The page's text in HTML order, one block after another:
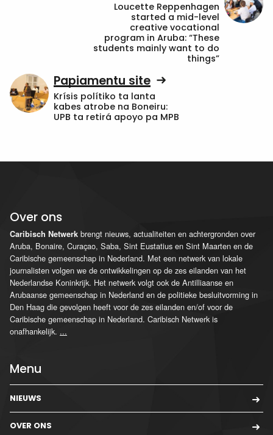
Loucette Reppenhagen
started a mid-level
creative vocational
program in Aruba: “These
students mainly want to do
things”
Papiamentu site
Krísis polítiko ta lanta
kabes atrobe na Boneiru:
UPB ta retirá apoyo pa MPB
Over ons
Caribisch Netwerk brengt nieuws, actualiteiten en achtergronden over
Aruba, Bonaire, Curaçao, Saba, Sint Eustatius en Sint Maarten en de
Caribische gemeenschap in Nederland. Met een netwerk van lokale
journalisten volgen we de ontwikkelingen op de zes eilanden van het
Nederlandse Koninkrijk. Het netwerk volgt ook de Antilliaanse en
Arubaanse gemeenschap in Nederland en de politieke besluitvorming in
Den Haag die gevolgen heeft voor de zes eilanden en/of voor de
Caribische gemeenschap in Nederland. Caribisch Netwerk is
onafhankelijk. ...
Menu
NIEUWS
OVER ONS